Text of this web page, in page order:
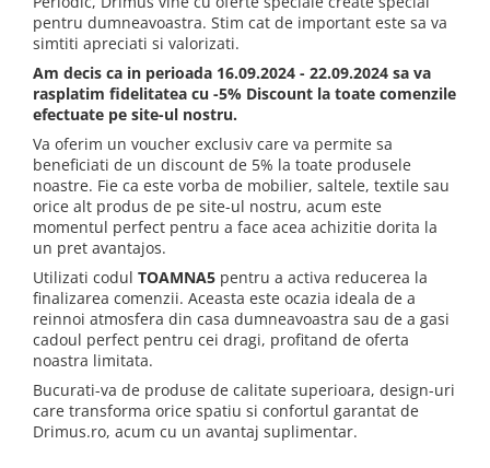
Saltele Pocket
Saltele cu arcuri impachetate
individual
Saltele Memory Pocket
Saltele Memory Foam
Saltele Memory Pocket
Saltele cu plasa arcuri
Saltele cu spuma
Saltele cu spuma
Saltele cu spuma poliuretanica
Saltele Latex
Saltele Memory
Saltele 140x200
Saltele 160x200
Saltele 180x200
Noptiere
Paturi
Seturi de pat si saltea
Masute de toaleta
Mobilier living
Scaune pentru living
Seturi comode living si vitrine
Mobila living
Comode living
Set mese plus scaune
Mobilier birou
Scaune ergonomice
Etajere Birou
Dulap birou
Birouri
Scaune birou
Scaune profesionale
Scaune Lemn
Scaune birou copii
Scaune resigilate
Scaune gradinita
Scaune conferinta
Scaune terasa si outdoor
pentru dumneavoastra. Stim cat de important este sa va
simtiti apreciati si valorizati.
Am decis ca in perioada 16.09.2024 - 22.09.2024 sa va
rasplatim fidelitatea cu -5% Discount la toate comenzile
efectuate pe site-ul nostru.
Va oferim un voucher exclusiv care va permite sa
beneficiati de un discount de 5% la toate produsele
noastre. Fie ca este vorba de mobilier, saltele, textile sau
orice alt produs de pe site-ul nostru, acum este
momentul perfect pentru a face acea achizitie dorita la
un pret avantajos.
Utilizati codul TOAMNA5 pentru a activa reducerea la
finalizarea comenzii. Aceasta este ocazia ideala de a
reinnoi atmosfera din casa dumneavoastra sau de a gasi
cadoul perfect pentru cei dragi, profitand de oferta
noastra limitata.
Bucurati-va de produse de calitate superioara, design-uri
care transforma orice spatiu si confortul garantat de
Drimus.ro, acum cu un avantaj suplimentar.